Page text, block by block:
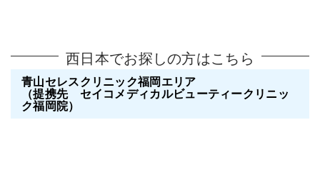
西日本でお探しの方はこちら
青山セレスクリニック福岡エリア
（提携先 セイコメディカルビューティークリニッ
ク福岡院）